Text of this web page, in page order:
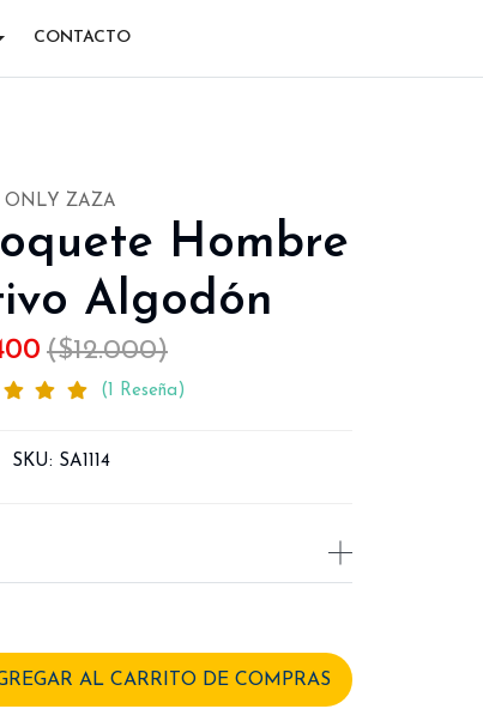
CONTACTO
ONLY ZAZA
Hombre
Algodón
($12.000)
(1 Reseña)
SKU: SA1114